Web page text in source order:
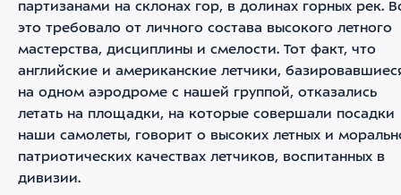
партизанами на склонах гор, в долинах горных рек.
это требовало от личного состава высокого летного
мастерства, дисциплины и смелости. Тот факт, что
английские и американские летчики,
на одном аэродроме с нашей группой, отказались
летать на площадки, на которые совершали посадки
наши самолеты, говорит о высоких летных и
патриотических качествах летчиков, воспитанных в
дивизии.